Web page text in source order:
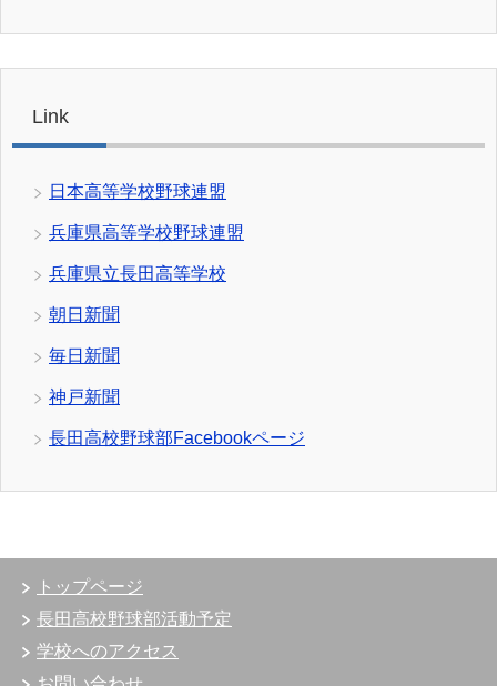
Link
日本高等学校野球連盟
兵庫県高等学校野球連盟
兵庫県立長田高等学校
朝日新聞
毎日新聞
神戸新聞
長田高校野球部Facebookページ
トップページ
長田高校野球部活動予定
学校へのアクセス